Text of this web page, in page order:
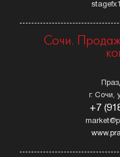
Сочи.
г. Сочи,
+7